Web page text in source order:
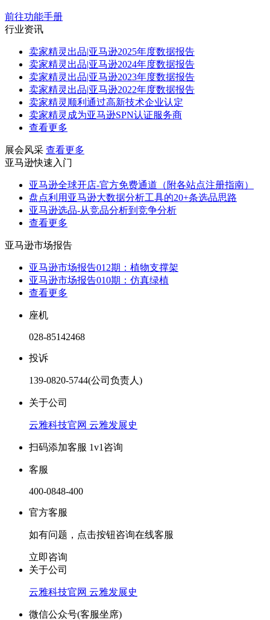
前往功能手册
行业资讯
卖家精灵出品|亚马逊2025年度数据报告
卖家精灵出品|亚马逊2024年度数据报告
卖家精灵出品|亚马逊2023年度数据报告
卖家精灵出品|亚马逊2022年度数据报告
卖家精灵顺利通过高新技术企业认定
卖家精灵成为亚马逊SPN认证服务商
查看更多
展会风采 查看更多
亚马逊快速入门
亚马逊全球开店-官方免费通道（附各站点注册指南）
盘点利用亚马逊大数据分析工具的20+条选品思路
亚马逊选品-从竞品分析到竞争分析
查看更多
亚马逊市场报告
亚马逊市场报告012期：植物支撑架
亚马逊市场报告010期：仿真绿植
查看更多
座机
028-85142468
投诉
139-0820-5744(公司负责人)
关于公司
云雅科技官网 云雅发展史
扫码添加客服 1v1咨询
客服
400-0848-400
官方客服
如有问题，点击按钮咨询在线客服
立即咨询
关于公司
云雅科技官网 云雅发展史
微信公众号(客服坐席)